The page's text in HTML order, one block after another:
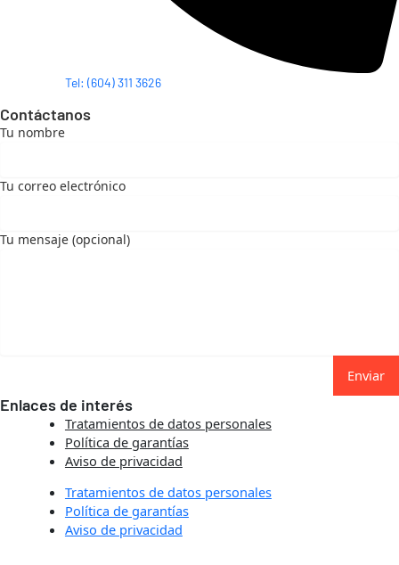
Tel: (604) 311 3626
Contáctanos
Tu nombre
Tu correo electrónico
Tu mensaje (opcional)
Enviar
Enlaces de interés
Tratamientos de datos personales
Política de garantías
Aviso de privacidad
Tratamientos de datos personales
Política de garantías
Aviso de privacidad